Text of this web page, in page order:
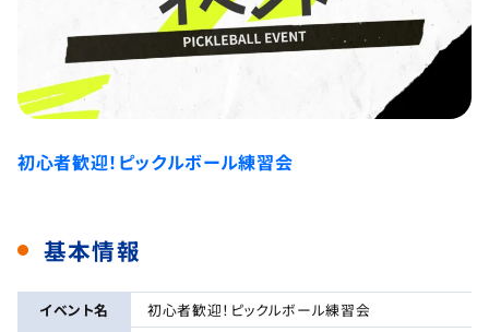
初心者歓迎！ピックルボール練習会
基本情報
イベント名
初心者歓迎！ピックルボール練習会